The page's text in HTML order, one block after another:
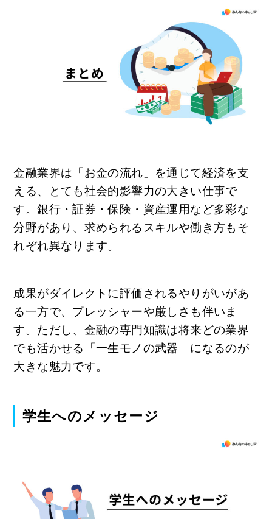
金融業界は「お金の流れ」を通じて経済を支
える、とても社会的影響力の大きい仕事で
す。銀行・証券・保険・資産運用など多彩な
分野があり、求められるスキルや働き方もそ
れぞれ異なります。
成果がダイレクトに評価されるやりがいがあ
る一方で、プレッシャーや厳しさも伴いま
す。ただし、金融の専門知識は将来どの業界
でも活かせる「一生モノの武器」になるのが
大きな魅力です。
学生へのメッセージ